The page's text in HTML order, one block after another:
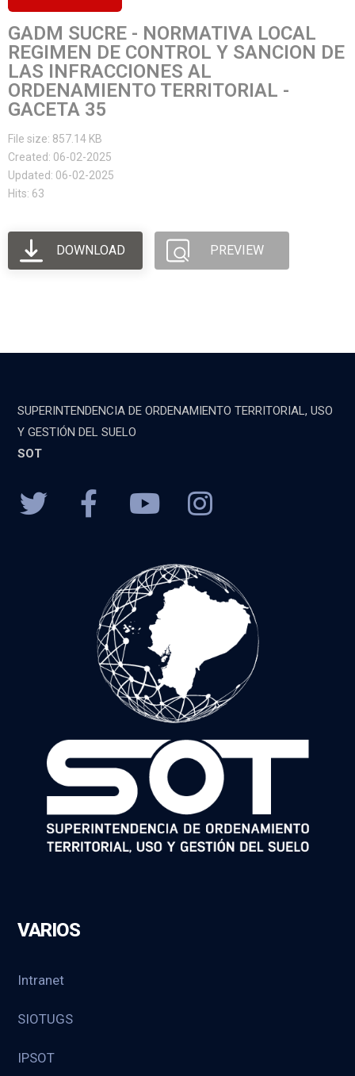
GADM SUCRE - NORMATIVA LOCAL
REGIMEN DE CONTROL Y SANCION DE
LAS INFRACCIONES AL
ORDENAMIENTO TERRITORIAL -
GACETA 35
File size: 857.14 KB
Created: 06-02-2025
Updated: 06-02-2025
Hits: 63
DOWNLOAD PREVIEW
SUPERINTENDENCIA DE ORDENAMIENTO TERRITORIAL, USO
Y GESTIÓN DEL SUELO
SOT
VARIOS
Intranet
SIOTUGS
IPSOT